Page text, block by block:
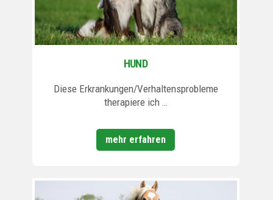
HUND
Diese Erkrankungen/Verhaltensprobleme
therapiere ich …
mehr erfahren